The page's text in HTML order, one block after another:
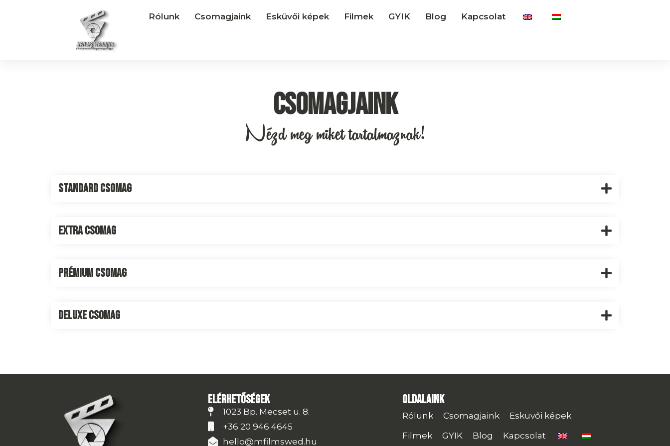
Rólunk Csomagjaink Esküvői képek Filmek GYIK Blog Kapcsolat
Csomagjaink
Nézd meg miket tartalmaznak!
Standard csomag
Extra csomag
Prémium csomag
Deluxe csomag
Elérhetőségek
1023 Bp. Mecset u. 8.
+36 20 946 4645
hello@mfilmswed.hu
Oldalaink
Rólunk Csomagjaink
Esküvői képek
Filmek
GYIK Blog Kapcsolat